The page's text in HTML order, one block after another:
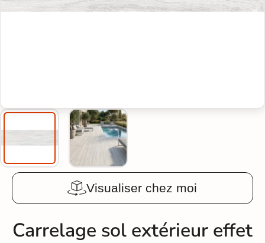
Visualiser chez moi
Carrelage sol extérieur effet